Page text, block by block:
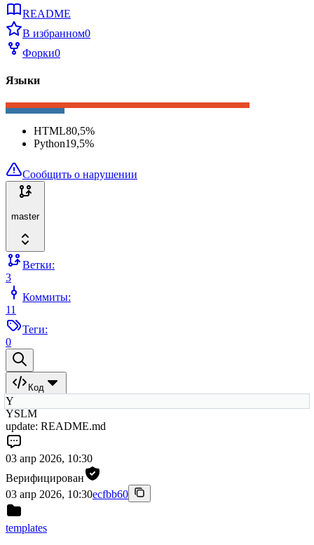
README
В избранном0
Форки0
Языки
HTML80,5%
Python19,5%
Сообщить о нарушении
master
Ветки:
3
Коммиты:
11
Теги:
0
Код
Y
YSLM
update: README.md
03 апр 2026, 10:30
Верифицирован
03 апр 2026, 10:30ecfbb60
templates